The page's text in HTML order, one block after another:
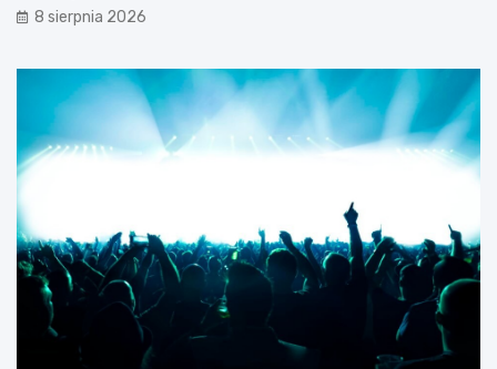
8 sierpnia 2026